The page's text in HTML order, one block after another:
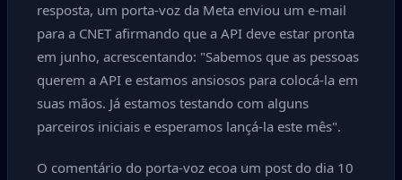
resposta, um porta-voz da Meta enviou um e-mail
para a CNET afirmando que a API deve estar pronta
em junho, acrescentando: "Sabemos que as pessoas
querem a API e estamos ansiosos para colocá-la em
suas mãos. Já estamos testando com alguns
parceiros iniciais e esperamos lançá-la este mês".
O comentário do porta-voz ecoa um post do dia 10